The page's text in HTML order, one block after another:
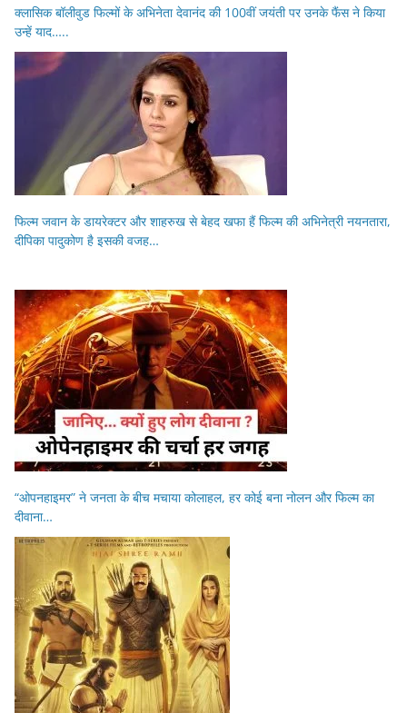
क्लासिक बॉलीवुड फिल्मों के अभिनेता देवानंद की 100वीं जयंती पर उनके फैंस ने किया
उन्हें याद…..
फिल्म जवान के डायरेक्टर और शाहरुख से बेहद खफा हैं फिल्म की अभिनेत्री नयनतारा,
दीपिका पादुकोण है इसकी वजह…
“ओपनहाइमर” ने जनता के बीच मचाया कोलाहल, हर कोई बना नोलन और फिल्म का
दीवाना…